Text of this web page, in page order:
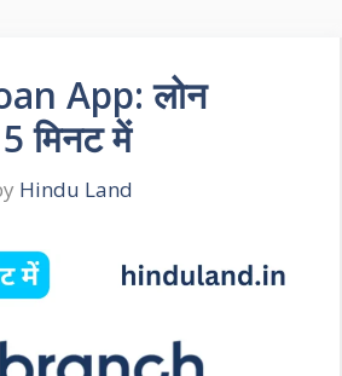
App: लोन
मिनट में
Hindu Land